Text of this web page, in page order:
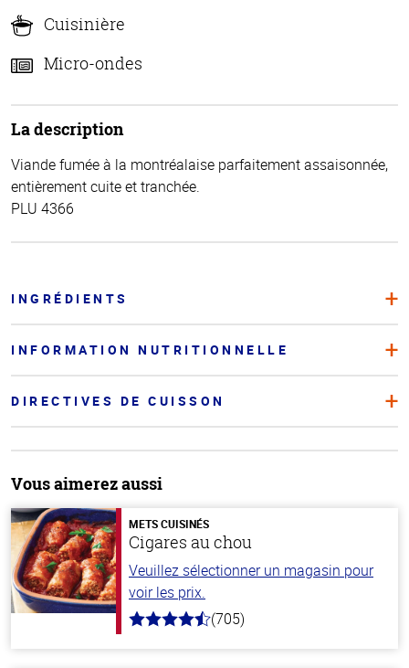
Cuisinière
Micro-ondes
La description
Viande fumée à la montréalaise parfaitement assaisonnée,
entièrement cuite et tranchée.
PLU 4366
INGRÉDIENTS
INFORMATION NUTRITIONNELLE
DIRECTIVES DE CUISSON
Vous aimerez aussi
METS CUISINÉS
Cigares au chou
Veuillez sélectionner un magasin pour
voir les prix.
4.6
(705)